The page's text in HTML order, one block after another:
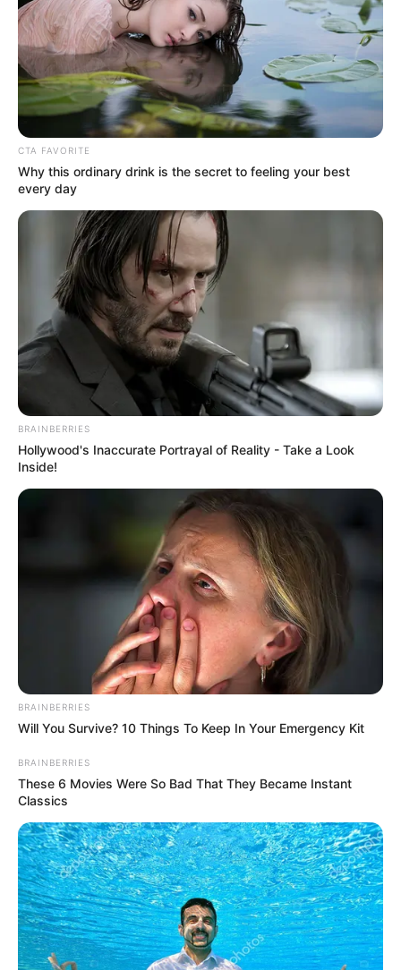
Baca juga:NBO-105 – Heli Serang Utama TNI-AD
Bell 205 A-1 Penerbad – Helikopter Sipil Dengan
CTA FAVORITE
Why this ordinary drink is the secret to feeling your best
every day
BRAINBERRIES
Hollywood's Inaccurate Portrayal of Reality - Take a Look
Inside!
BRAINBERRIES
Will You Survive? 10 Things To Keep In Your Emergency Kit
BRAINBERRIES
These 6 Movies Were So Bad That They Became Instant
Classics